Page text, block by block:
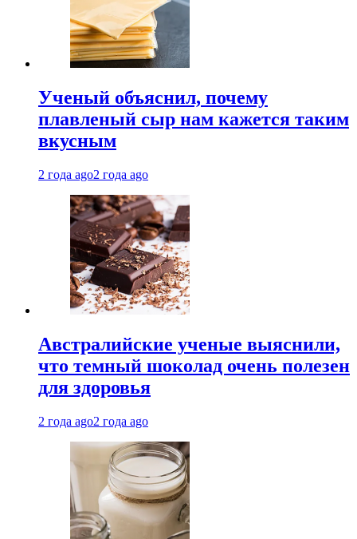
Ученый объяснил, почему
плавленый сыр нам кажется таким
вкусным
2 года ago2 года ago
Австралийские ученые выяснили,
что темный шоколад очень полезен
для здоровья
2 года ago2 года ago